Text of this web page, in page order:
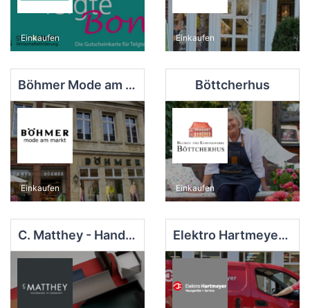
Einkaufen Einkaufen
Böhmer Mode am Markt
Einkaufen
Böttcherhus
Einkaufen
C. Matthey - Handmade in Germany Elektro Hartmeyer e. K.